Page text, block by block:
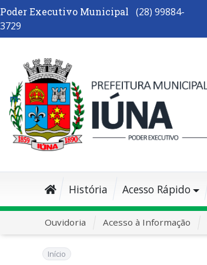
Poder Executivo Municipal
(28) 99884-
3729
História Acesso Rápido
Ouvidoria Acesso à Informação
Início